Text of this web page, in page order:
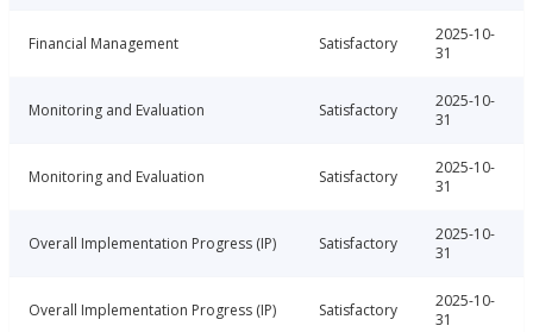
Financial Management Satisfactory
2025-10-
31
Monitoring and Evaluation Satisfactory
2025-10-
31
Monitoring and Evaluation Satisfactory
2025-10-
31
Overall Implementation Progress (IP) Satisfactory
2025-10-
31
Overall Implementation Progress (IP) Satisfactory
2025-10-
31